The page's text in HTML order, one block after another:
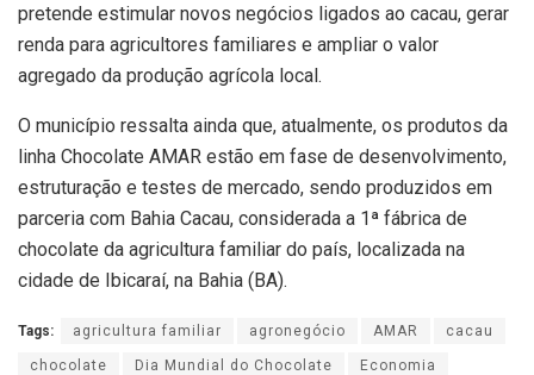
pretende estimular novos negócios ligados ao cacau, gerar
renda para agricultores familiares e ampliar o valor
agregado da produção agrícola local.
O município ressalta ainda que, atualmente, os produtos da
linha Chocolate AMAR estão em fase de desenvolvimento,
estruturação e testes de mercado, sendo produzidos em
parceria com Bahia Cacau, considerada a 1ª fábrica de
chocolate da agricultura familiar do país, localizada na
cidade de Ibicaraí, na Bahia (BA).
Tags: agricultura familiar agronegócio AMAR cacau
chocolate Dia Mundial do Chocolate Economia